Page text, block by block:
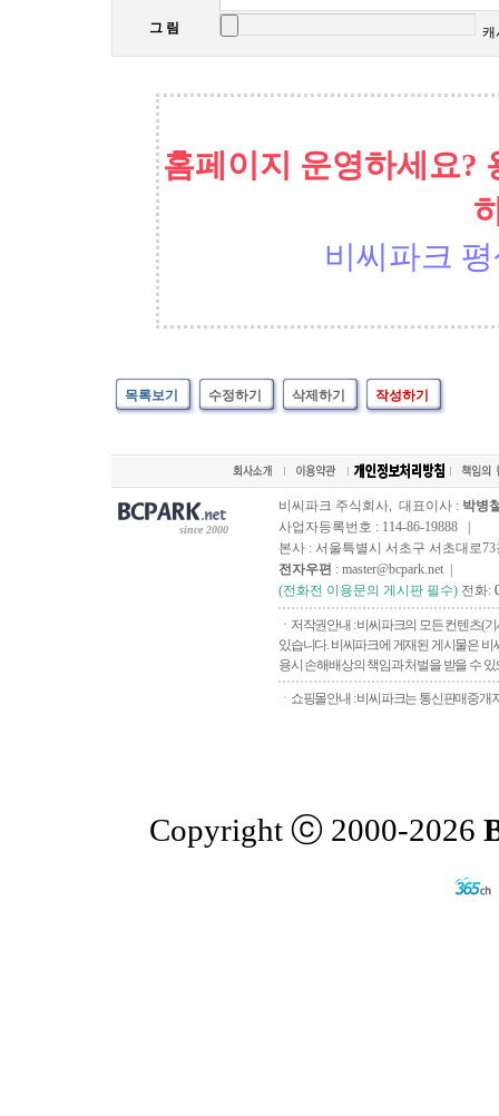
그 림 캐
홈페이지 운영하세요?
비씨파크
목록보기 수정하기 삭제하기 작성하기
since 2000
비씨파크 주식회사, 대표이사 : 박병
사업자등록번호 : 114-86-19888 |
본사 : 서울특별시 서초구 서초대로73
전자우편 : master@bcpark.net |
(전화전 이용문의 게시판 필수) 전화:
ㆍ저작권안내 : 비씨파크의 모든 컨텐츠(
있습니다. 비씨파크에 게재된 게시물은
용시 손해배상의 책임과 처벌을 받을 수
ㆍ쇼핑몰안내 : 비씨파크는 통신판매중개
Copyright ⓒ 2000-2026